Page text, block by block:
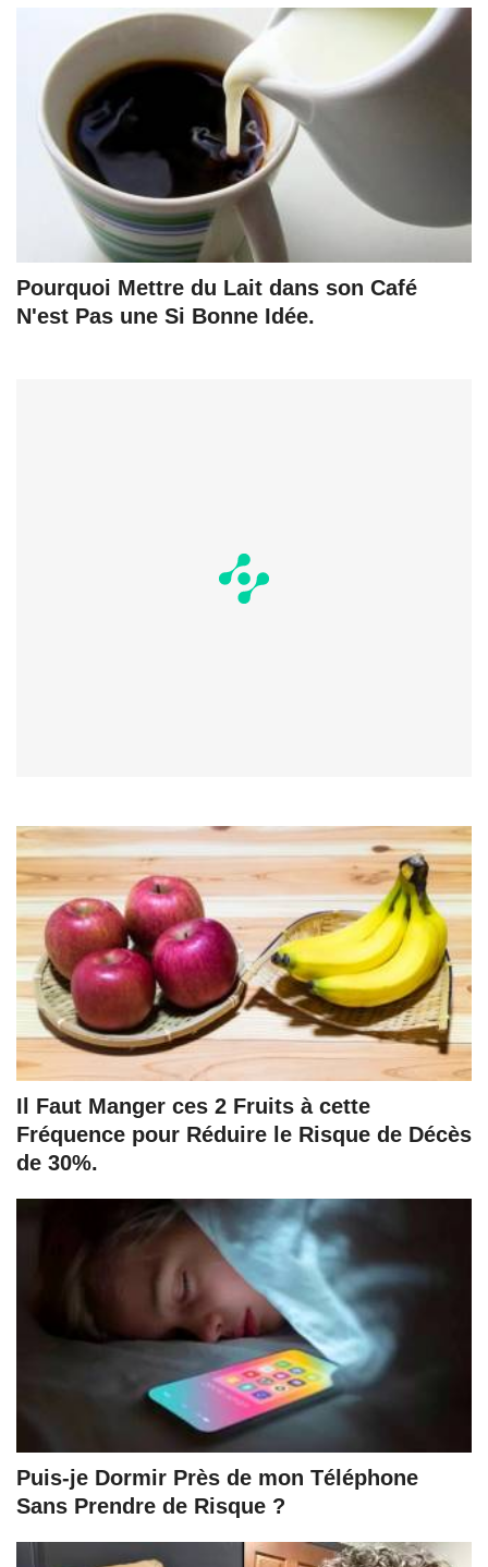
Pourquoi Mettre du Lait dans son Café
N'est Pas une Si Bonne Idée.
Il Faut Manger ces 2 Fruits à cette
Fréquence pour Réduire le Risque de Décès
de 30%.
Puis-je Dormir Près de mon Téléphone
Sans Prendre de Risque ?